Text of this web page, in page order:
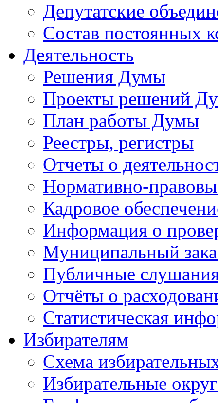
Депутатские
Состав постоянных
Деятельность
Решения Думы
Проекты решений
План работы Думы
Реестры, регистры
Отчеты о
Нормативно-
Кадровое
Информация о
Муниципальный
Публичные
Отчёты о
Статистическая
Избирателям
Схема
Избирательные